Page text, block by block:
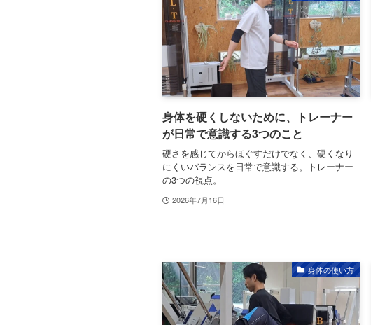
身体を硬くしないために、トレーナー
が日常で意識する3つのこと
硬さを感じてからほぐすだけでなく、硬くなり
にくいバランスを日常で意識する。トレーナー
の3つの視点。
2026年7月16日
身体の使い方